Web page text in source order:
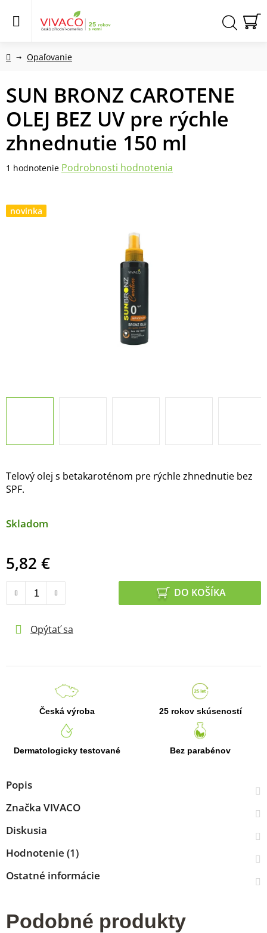
DomovOpaľovanie
Telový olej s betakaroténom pre rýchle zhnednutie bez
SPF.
Skladom
5,82 €
DO KOŠÍKA
Opýtať sa
SUN BRONZ CAROTENE
OLEJ BEZ UV pre rýchle
zhnednutie 150 ml
Priemerné
je
2,0
1 hodnotenie Podrobnosti hodnotenia
novinka
Česká výroba 25 rokov skúseností
Dermatologicky testované Bez parabénov
Popis
Značka VIVACO
Diskusia
Hodnotenie (1)
Ostatné informácie
Podobné produkty